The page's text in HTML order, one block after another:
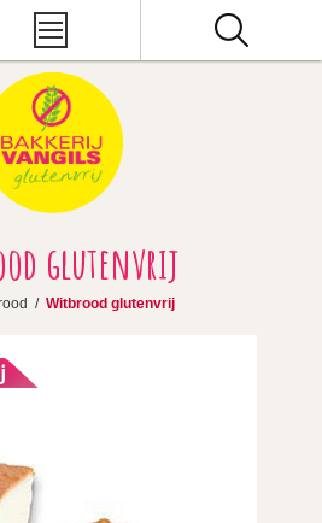
glutenvrij
/ Witbrood glutenvrij